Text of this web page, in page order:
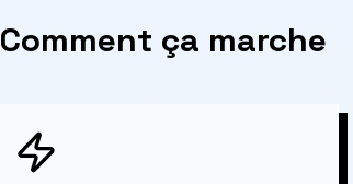
Comment ça marche